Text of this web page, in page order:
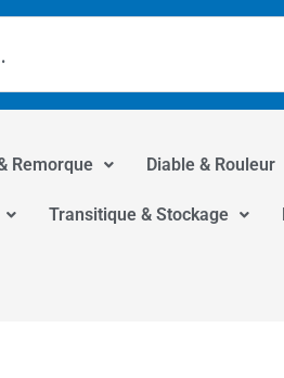
Remorque Diable & Rouleur
Transitique & Stockage